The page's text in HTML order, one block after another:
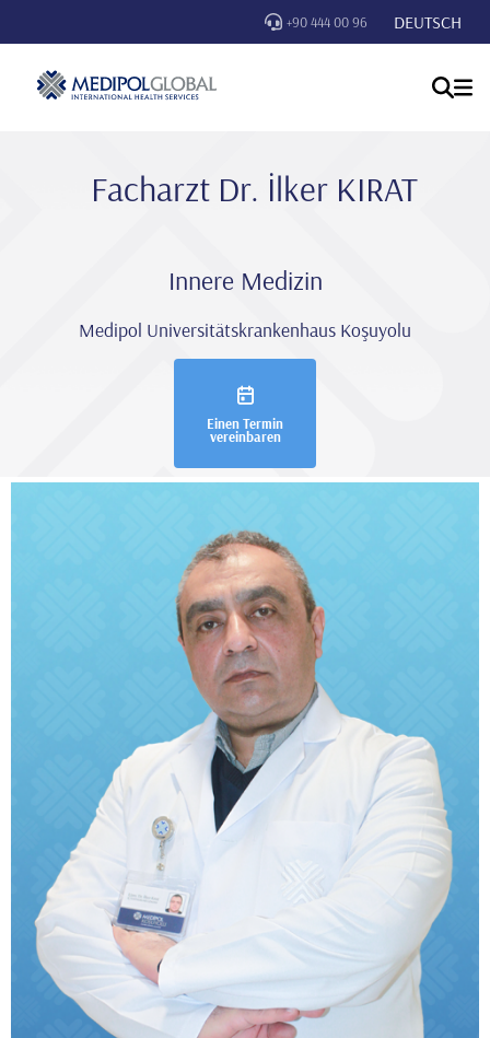
+90 444 00 96 DEUTSCH
Facharzt Dr. İlker KIRAT
Innere Medizin
Medipol Universitätskrankenhaus Koşuyolu
Einen Termin
vereinbaren